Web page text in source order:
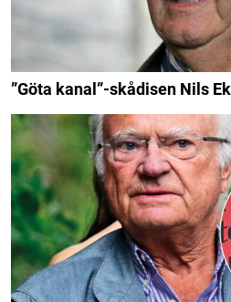
”Göta kanal”-skådisen Nils